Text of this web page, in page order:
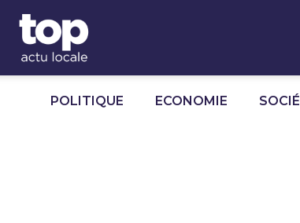
POLITIQUE ECONOMIE